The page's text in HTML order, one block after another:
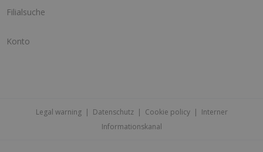
Filialsuche
Konto
Legal warning| Datenschutz| Cookie policy| Interner
Informationskanal